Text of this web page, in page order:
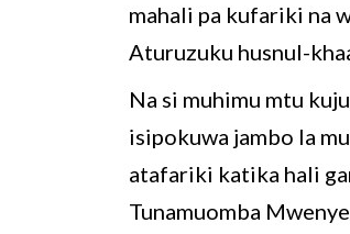
mahali pa kufariki na
Aturuzuku husnul-
Na si muhimu mtu
isipokuwa jambo la
atafariki katika hali
Tunamuomba